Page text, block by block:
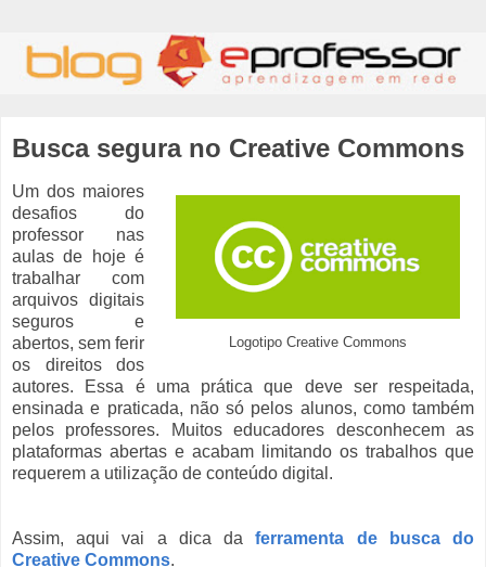
Busca segura no Creative Commons
Logotipo Creative Commons
Um dos maiores
desafios do
professor nas
aulas de hoje é
trabalhar com
arquivos digitais
seguros e
abertos, sem ferir
os direitos dos
autores. Essa é uma prática que deve ser respeitada,
ensinada e praticada, não só pelos alunos, como também
pelos professores. Muitos educadores desconhecem as
plataformas abertas e acabam limitando os trabalhos que
requerem a utilização de conteúdo digital.
Assim, aqui vai a dica da
ferramenta de busca do
Creative Commons.